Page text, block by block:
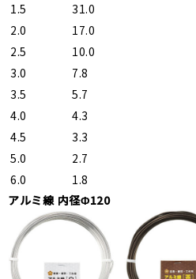
1.5
31.0
2.0
17.0
2.5
10.0
3.0
7.8
3.5
5.7
4.0
4.3
4.5
3.3
5.0
2.7
6.0
1.8
アルミ線 内径Φ120